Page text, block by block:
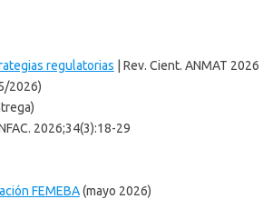
regulatorias | Rev. Cient. ANMAT 2026
2026)
2026;34(3):18-29
FEMEBA(mayo 2026)